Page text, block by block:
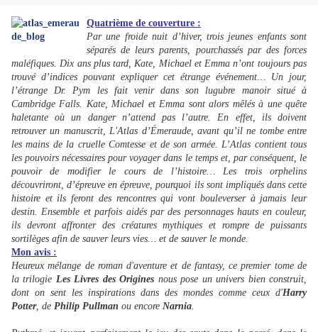
Quatrième de couverture :
Par une froide nuit d’hiver, trois jeunes enfants sont
séparés de leurs parents, pourchassés par des forces
maléfiques. Dix ans plus tard, Kate, Michael et Emma n’ont toujours pas
trouvé d’indices pouvant expliquer cet étrange événement… Un jour,
l’étrange Dr. Pym les fait venir dans son lugubre manoir situé à
Cambridge Falls. Kate, Michael et Emma sont alors mêlés à une quête
haletante où un danger n’attend pas l’autre. En effet, ils doivent
retrouver un manuscrit, L'Atlas d’Émeraude, avant qu’il ne tombe entre
les mains de la cruelle Comtesse et de son armée. L’Atlas contient tous
les pouvoirs nécessaires pour voyager dans le temps et, par conséquent, le
pouvoir de modifier le cours de l’histoire… Les trois orphelins
découvriront, d’épreuve en épreuve, pourquoi ils sont impliqués dans cette
histoire et ils feront des rencontres qui vont bouleverser à jamais leur
destin. Ensemble et parfois aidés par des personnages hauts en couleur,
ils devront affronter des créatures mythiques et rompre de puissants
sortilèges afin de sauver leurs vies… et de sauver le monde.
Mon avis :
Heureux mélange de roman d'aventure et de fantasy, ce premier tome de
la trilogie Les Livres des Origines nous pose un univers bien construit,
dont on sent les inspirations dans des mondes comme ceux d'Harry
Potter, de Philip Pullman ou encore Narnia.